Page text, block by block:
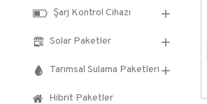
Şarj Kontrol Cihazı
Solar Paketler
Tarımsal Sulama Paketleri
Hibrit Paketler